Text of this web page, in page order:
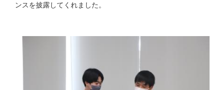
ンスを披露してくれました。